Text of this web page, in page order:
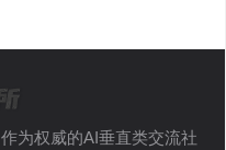
为权威的AI垂直类交流社